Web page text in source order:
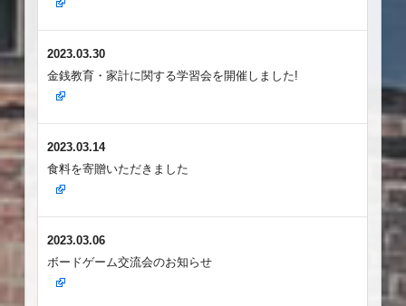
2023.03.30
金銭教育・家計に関する学習会を開催しました!
2023.03.14
食料を寄贈いただきました
2023.03.06
ボードゲーム交流会のお知らせ